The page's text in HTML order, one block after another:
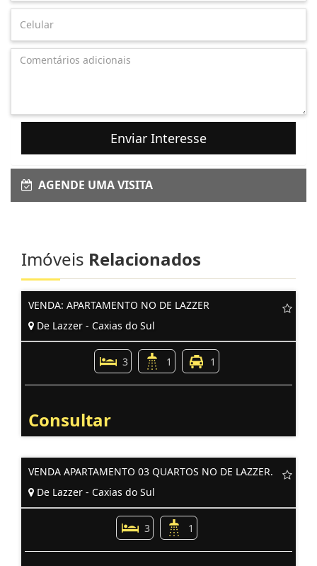
Enviar Interesse
AGENDE UMA VISITA
Imóveis Relacionados
VENDA: APARTAMENTO NO DE LAZZER
De Lazzer - Caxias do Sul
3 1 1
Consultar
VENDA APARTAMENTO 03 QUARTOS NO DE LAZZER.
De Lazzer - Caxias do Sul
3 1